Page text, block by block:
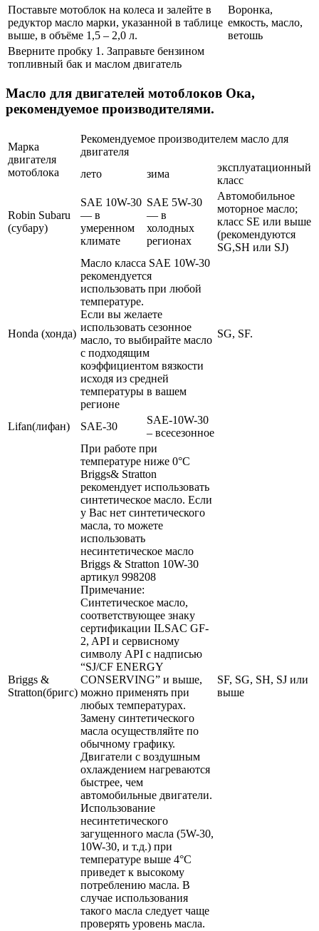
Поставьте мотоблок на колеса и залейте в
редуктор масло марки, указанной в таблице
выше, в объёме 1,5 – 2,0 л.
Воронка,
емкость, масло,
ветошь
Вверните пробку 1. Заправьте бензином
топливный бак и маслом двигатель
Масло для двигателей мотоблоков Ока,
рекомендуемое производителями.
Марка
двигателя
мотоблока
Рекомендуемое производителем масло для
двигателя
лето
зима
эксплуатационный
класс
Robin Subaru
(субару)
SAE 10W-30
— в
умеренном
климате
SAE 5W-30
— в
холодных
регионах
Автомобильное
моторное масло;
класс SE или выше
(рекомендуются
SG,SH или SJ)
Honda (хонда)
Масло класса SAE 10W-30
рекомендуется
использовать при любой
температуре.
Если вы желаете
использовать сезонное
масло, то выбирайте масло
с подходящим
коэффициентом вязкости
исходя из средней
температуры в вашем
регионе
SG, SF.
Lifan(лифан) SAE-30
SAE-10W-30
– всесезонное
Briggs &
Stratton(бригс)
При работе при
температуре ниже 0°С
Briggs& Stratton
рекомендует использовать
синтетическое масло. Если
у Вас нет синтетического
масла, то можете
использовать
несинтетическое масло
Briggs & Stratton 10W-30
артикул 998208
Примечание:
Синтетическое масло,
соответствующее знаку
сертификации ILSAC GF-
2, API и сервисному
символу API с надписью
“SJ/CF ENERGY
CONSERVING” и выше,
можно применять при
любых температурах.
Замену синтетического
масла осуществляйте по
обычному графику.
Двигатели с воздушным
охлаждением нагреваются
быстрее, чем
автомобильные двигатели.
Использование
несинтетического
загущенного масла (5W-30,
10W-30, и т.д.) при
температуре выше 4°С
приведет к высокому
потреблению масла. В
случае использования
такого масла следует чаще
проверять уровень масла.
SF, SG, SH, SJ или
выше